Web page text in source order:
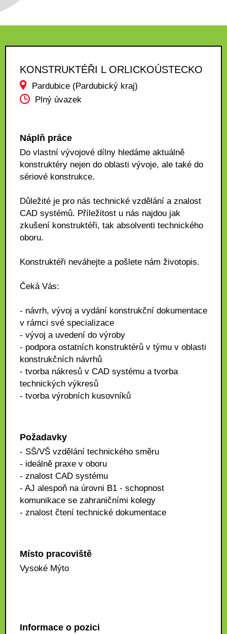
KONSTRUKTÉŘI L ORLICKOÚSTECKO
Pardubice (Pardubický kraj)
Plný úvazek
Náplň práce
Do vlastní vývojové dílny hledáme aktuálně
konstruktéry nejen do oblasti vývoje, ale také do
sériové konstrukce.
Důležité je pro nás technické vzdělání a znalost
CAD systémů. Příležitost u nás najdou jak
zkušení konstruktéři, tak absolventi technického
oboru.
Konstruktéři neváhejte a pošlete nám životopis.
Čeká Vás:
- návrh, vývoj a vydání konstrukční dokumentace
v rámci své specializace
- vývoj a uvedení do výroby
- podpora ostatních konstruktérů v týmu v oblasti
konstrukčních návrhů
- tvorba nákresů v CAD systému a tvorba
technických výkresů
- tvorba výrobních kusovníků
Požadavky
- SŠ/VŠ vzdělání technického směru
- ideálně praxe v oboru
- znalost CAD systému
- AJ alespoň na úrovni B1 - schopnost
komunikace se zahraničními kolegy
- znalost čtení technické dokumentace
Místo pracoviště
Vysoké Mýto
Informace o pozici